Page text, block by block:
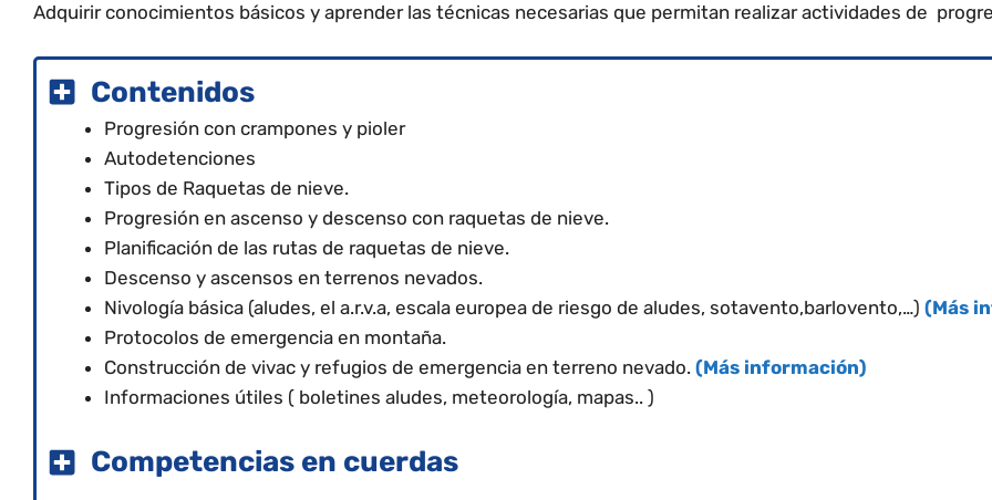
Adquirir conocimientos básicos y aprender las técnicas necesarias que permitan realizar actividades de
Contenidos
Progresión con crampones y pioler
Autodetenciones
Tipos de Raquetas de nieve.
Progresión en ascenso y descenso con raquetas de nieve.
Planificación de las rutas de raquetas de nieve.
Descenso y ascensos en terrenos nevados.
Nivología básica (aludes, el a.r.v.a, escala europea de riesgo de aludes, sotavento,barlovento,…) (Más
Protocolos de emergencia en montaña.
Construcción de vivac y refugios de emergencia en terreno nevado. (Más información)
Informaciones útiles ( boletines aludes, meteorología, mapas.. )
Competencias en cuerdas